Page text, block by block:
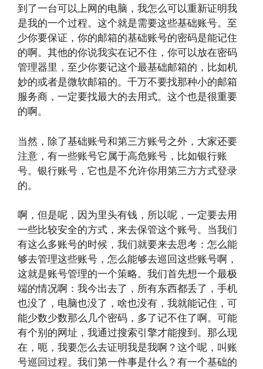
到了一台可以上网的电脑，我怎么可以重新证明我
是我的一个过程。这个就是需要这些基础账号。至
少你要保证，你的邮箱的基础账号的密码是能记住
的啊。其他的你说我实在记不住，你可以放在密码
管理器里，至少你要记这个最基础邮箱的，比如机
妙的或者是微软邮箱的。千万不要找那种小的邮箱
服务商，一定要找最大的去用式。这个也是很重要
的啊。
当然，除了基础账号和第三方账号之外，大家还要
注意，有一些账号它属于高危账号，比如银行账
号。银行账号，它也是不允许你用第三方方式登录
的。
啊，但是呢，因为里头有钱，所以呢，一定要去用
一些比较安全的方式，来去保管这个账号。当我们
有这么多账号的时候，我们就要来去思考：怎么能
够去管理这些账号，怎么能够去巡回这些账号啊，
这就是账号管理的一个策略。我们首先想一个最极
端的情况啊：我今出去了，所有东西都丢了，手机
也没了，电脑也没了，啥也没有，我就能记住，可
能少数少数那么几个密码，多了记不住了啊。可能
有个别的网址，我通过搜索引擎才能搜到。那么现
在，呃，我要怎么去证明我是我啊？这个呢，叫账
号巡回过程。我们第一件事是什么？有一个基础的